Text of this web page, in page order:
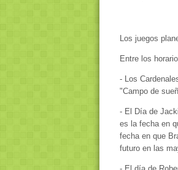
Los juegos
Entre los
- Los
"Campo de
- El Día de
es la fecha en
fecha en que
futuro en las